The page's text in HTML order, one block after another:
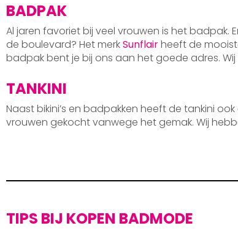
BADPAK
Al jaren favoriet bij veel vrouwen is het badpak.
de boulevard? Het merkSunflairheeft de
badpak bent je bij ons aan het goede adres.
TANKINI
Naast bikini’s en badpakken heeft de tankini
vrouwen gekocht vanwege het gemak. Wij
TIPS BIJ KOPEN BADMODE